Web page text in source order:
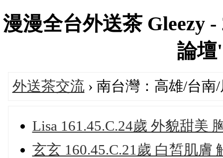
漫漫全台外送茶 Gleezy
論壇
外送茶交流› 南台灣：高雄/台南
Lisa 161.45.C.24歲 外貌甜美
玄玄 160.45.C.21歲 白皙肌